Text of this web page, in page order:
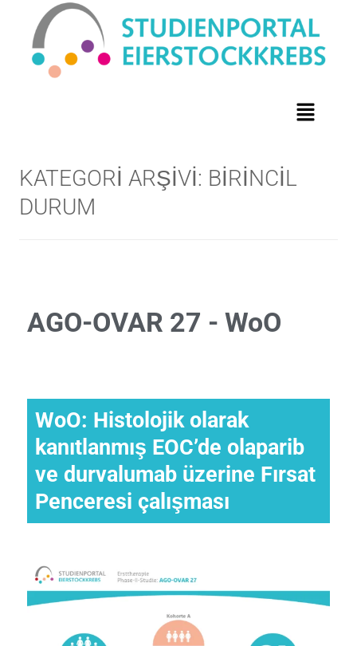
KATEGORI ARŞIVI: BIRINCIL
DURUM
AGO-OVAR 27 - WoO
WoO: Histolojik olarak
kanıtlanmış EOC’de olaparib
ve durvalumab üzerine Fırsat
Penceresi çalışması